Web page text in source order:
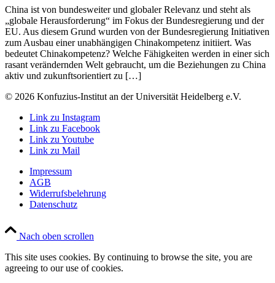
China ist von bundesweiter und globaler Relevanz und steht als
„globale Herausforderung“ im Fokus der Bundesregierung und der
EU. Aus diesem Grund wurden von der Bundesregierung Initiativen
zum Ausbau einer unabhängigen Chinakompetenz initiiert. Was
bedeutet Chinakompetenz? Welche Fähigkeiten werden in einer sich
rasant verändernden Welt gebraucht, um die Beziehungen zu China
aktiv und zukunftsorientiert zu […]
© 2026 Konfuzius-Institut an der Universität Heidelberg e.V.
Link zu Instagram
Link zu Facebook
Link zu Youtube
Link zu Mail
Impressum
AGB
Widerrufsbelehrung
Datenschutz
Nach oben scrollen
This site uses cookies. By continuing to browse the site, you are
agreeing to our use of cookies.